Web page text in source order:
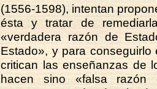
(1556-1598), intentan
ésta y tratar de
«verdadera razón de
Estado», y para
critican las enseñanzas de
hacen sino «falsa razón